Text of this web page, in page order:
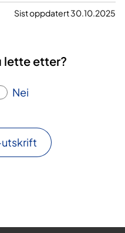
Sist oppdatert 30.10.2025
lette etter?
Nei
utskrift